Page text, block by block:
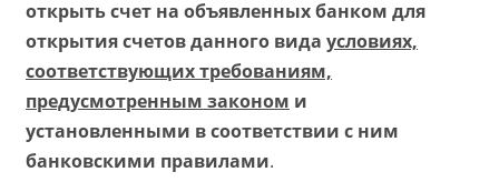
открыть счет на объявленных банком для
открытия счетов данного вида условиях,
соответствующих требованиям,
предусмотренным законом и
установленными в соответствии с ним
банковскими правилами.